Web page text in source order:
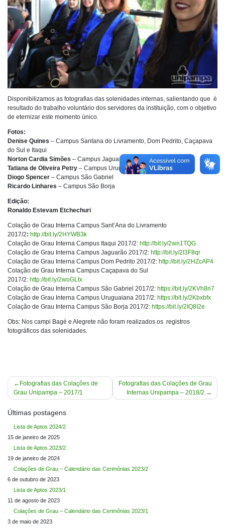
Disponibilizamos as fotografias das solenidades internas, salientando que é
resultado do trabalho voluntário dos servidores da instituição, com o objetivo
de eternizar este momento único.
Fotos:
Denise Quines – Campus Santana do Livramento, Dom Pedrito, Caçapava
do Sul e Itaqui
Norton Cardia Simões – Campus Jaguarão
Tatiana de Oliveira Petry – Campus Uruguaiana
Diogo Spencer – Campus São Gabriel
Ricardo Linhares – Campus São Borja
Edição:
Ronaldo Estevam Etchechuri
Colação de Grau Interna Campus Sant’Ana do Livramento
2017/2: http://bit.ly/2HYWB3k
Colação de Grau Interna Campus Itaqui 2017/2: http://bit.ly/2wn1TQG
Colação de Grau Interna Campus Jaguarão 2017/2: http://bit.ly/2I3F8qr
Colação de Grau Interna Campus Dom Pedrito 2017/2: http://bit.ly/2HZcAP4
Colação de Grau Interna Campus Caçapava do Sul
2017/2: http://bit.ly/2woGLtx
Colação de Grau Interna Campus São Gabriel 2017/2: https://bit.ly/2KVh8n7
Colação de Grau Interna Campus Uruguaiana 2017/2: https://bit.ly/2Kbxbfx
Colação de Grau Interna Campus São Borja 2017/2: https://bit.ly/2IQ8I2e
Obs: Nos campi Bagé e Alegrete não foram realizados os registros
fotográficos das solenidades.
Navegação
de
Post
Fotografias das Colações de
Grau Unipampa – 2017/1
Fotografias das Colações de Grau
Internas Unipampa – 2018/2
Últimas postagens
Lista de Aptos 2024/2
15 de janeiro de 2025
Lista de Aptos 2023/2
19 de janeiro de 2024
Colações de Grau – Calendário das Cerimônias 2023/2
6 de outubro de 2023
Lista de Aptos 2023/1
11 de agosto de 2023
Colações de Grau – Calendário das Cerimônias 2023/1
3 de maio de 2023